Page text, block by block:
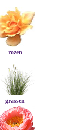
rozen
grassen